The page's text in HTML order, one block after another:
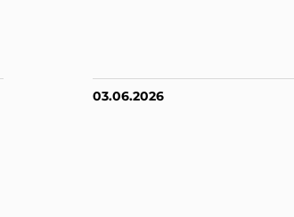
03.06.2026